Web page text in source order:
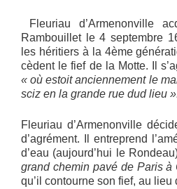
Fleuriau d’Armenonville
Rambouillet le 4 septembre
les héritiers à la 4ème
cèdent le fief de la Motte. Il
« où estoit anciennement le
sciz en la grande rue dud lieu
Fleuriau d’Armenonville
d’agrément. Il entreprend
d’eau (aujourd’hui le
grand chemin pavé de Paris à
qu’il contourne son fief, au lieu